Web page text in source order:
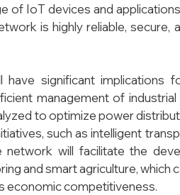
of IoT devices and
is highly reliable, secure,
have significant implications
management of
to optimize power
such as intelligent
network will facilitate the
and smart agriculture, which
economic competitiveness.